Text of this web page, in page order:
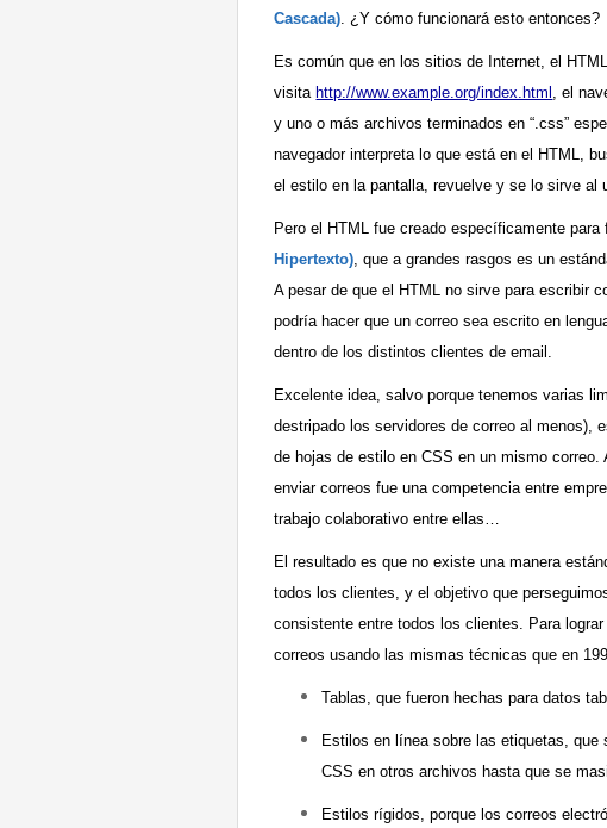
Cascada). ¿Y cómo funcionará esto entonces?
Es común que en los sitios de Internet, el
visita http://www.example.org/index.html , el
y uno o más archivos terminados en “.css”
navegador interpreta lo que está en el HTML,
el estilo en la pantalla, revuelve y se lo sirve al
Pero el HTML fue creado específicamente para
Hipertexto), que a grandes rasgos es un
A pesar de que el HTML no sirve para escribir
podría hacer que un correo sea escrito en
dentro de los distintos clientes de email.
Excelente idea, salvo porque tenemos varias
destripado los servidores de correo al menos),
de hojas de estilo en CSS en un mismo
enviar correos fue una competencia entre
trabajo colaborativo entre ellas…
El resultado es que no existe una manera
todos los clientes, y el objetivo que
consistente entre todos los clientes. Para
correos usando las mismas técnicas que en
Tablas, que fueron hechas para datos
Estilos en línea sobre las etiquetas, que
CSS en otros archivos hasta que se
Estilos rígidos, porque los correos